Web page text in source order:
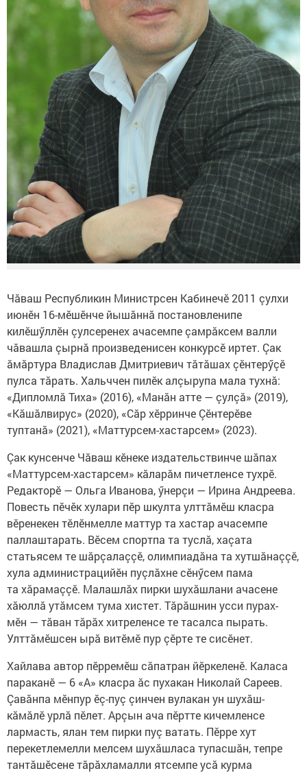
Чăваш Республикин Министрсен Кабинечӗ 2011 çулхи
июнӗн 16-мӗшӗнче йышăннă постановленипе
килӗшӳллӗн çулсеренех ачасемпе çамрăксем валли
чăвашла çырнă произведенисен конкурсӗ иртет. Çак
ăмăртура Владислав Дмитриевич тăтăшах çӗнтерӳçӗ
пулса тăрать. Хальччен пилӗк алçырупа мала тухнă:
«Дипломлă Тиха» (2016), «Манăн атте — çулçă» (2019),
«Кăшăлвирус» (2020), «Сăр хӗрринче Çӗнтерӗве
туптанă» (2021), «Маттурсем-хастарсем» (2023).
Çак кунсенче Чăваш кӗнеке издательствинче шăпах
«Маттурсем-хастарсем» кăларăм пичетленсе тухрӗ.
Редакторӗ — Ольга Иванова, ӳнерçи — Ирина Андреева.
Повесть пӗчӗк хулари пӗр шкулта улттăмӗш класра
вӗренекен тӗлӗнмелле маттур та хастар ачасемпе
паллаштарать. Вӗсем спортпа та туслă, хаçата
статьясем те шăрçалаççӗ, олимпиадăна та хутшăнаççӗ,
хула администрацийӗн пуçлăхне сӗнӳсем пама
та хăрамаççӗ. Малашлăх пирки шухăшлани ачасене
хăюллă утăмсем тума хистет. Тăрăшнин усси пурах-
мӗн — тăван тăрăх хитреленсе те тасалса пырать.
Улттăмӗшсен ырă витӗмӗ пур çӗрте те сисӗнет.
Хайлава автор пӗрремӗш сăпатран йӗркеленӗ. Каласа
параканӗ — 6 «А» класра ăс пухакан Николай Сареев.
Çавăнпа мӗнпур ӗç-пуç çинчен вулакан ун шухăш-
кăмăлӗ урлă пӗлет. Арçын ача пӗртте кичемленсе
лармасть, ялан тем пирки пуç ватать. Пӗрре хут
перекетлемелли мелсем шухăшласа тупасшăн, тепре
тантăшӗсене тăрăхламалли ятсемпе усă курма